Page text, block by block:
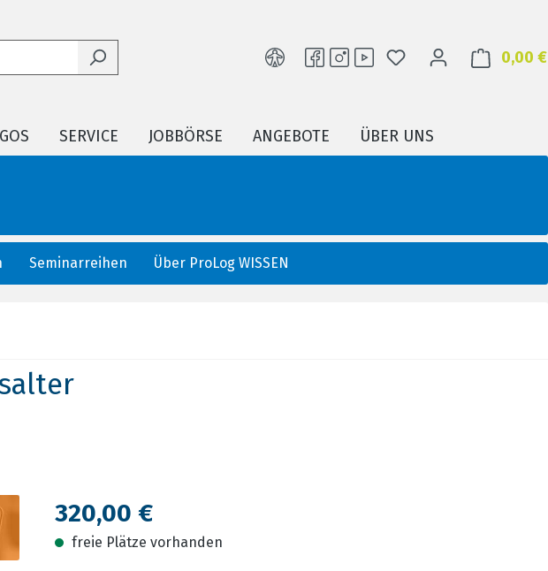
DU HAST 0 0,00 €
SERVICE JOBBÖRSE ANGEBOTE ÜBER UNS
Seminarreihen Über ProLog WISSEN
Regulärer Preis:
320,00 €
freie Plätze vorhanden